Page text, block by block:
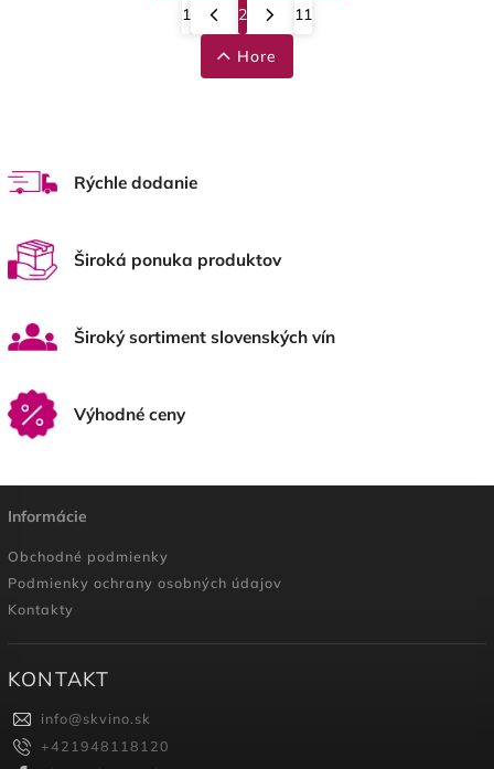
1 2 11
Hore
Rýchle dodanie
Široká ponuka produktov
Široký sortiment slovenských vín
Výhodné ceny
Informácie
Obchodné podmienky
Podmienky ochrany osobných údajov
Kontakty
KONTAKT
info@skvino.sk
+421948118120